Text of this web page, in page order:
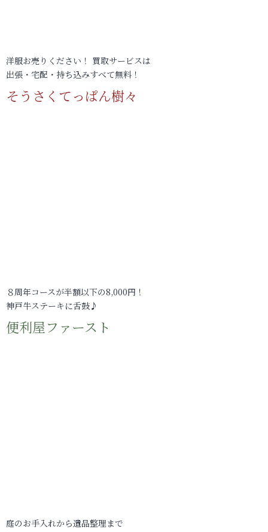
洋服お売りください！ 買取サービスは
出張・宅配・持ち込みすべて無料！
そうさくてっぱん樹々
８周年コースが半額以下の8,000円！
神戸牛ステーキに舌鼓♪
便利屋ファースト
庭のお手入れから遺品整理まで